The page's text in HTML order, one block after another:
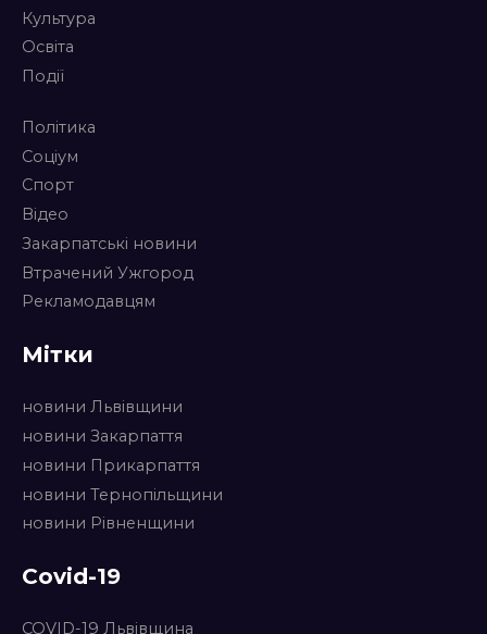
Культура
Освіта
Події
Політика
Соціум
Спорт
Відео
Закарпатські новини
Втрачений Ужгород
Рекламодавцям
Мітки
новини Львівщини
новини Закарпаття
новини Прикарпаття
новини Тернопільщини
новини Рівненщини
Covid-19
COVID-19 Львівщина